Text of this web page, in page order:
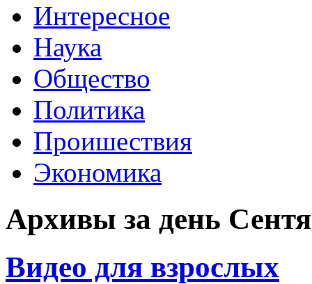
Интересное
Наука
Общество
Политика
Проишествия
Экономика
Архивы за день
Видео для взрослых